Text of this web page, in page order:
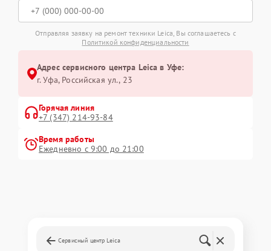
Отправляя заявку на ремонт техники Leica, Вы соглашаетесь с
Политикой конфиденциальности
Адрес сервисного центра Leica в Уфе:
г. Уфа, Российская ул., 23
Горячая линия
+7 (347) 214-93-84
Время работы
Ежедневно с 9:00 до 21:00
Сервисный центр Leica